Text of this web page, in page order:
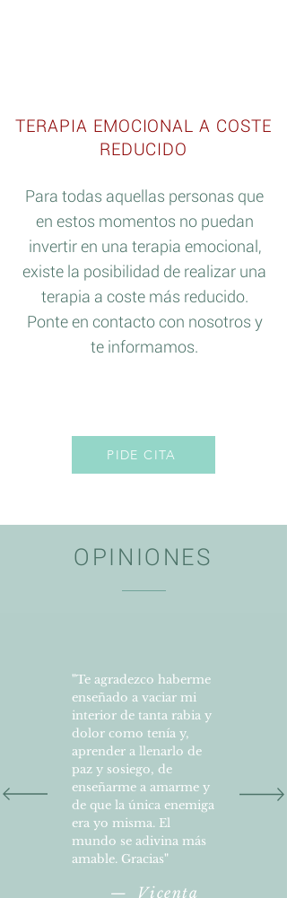
Para todas aquellas personas que
en estos momentos no puedan
invertir en una terapia emocional,
existe la posibilidad de realizar una
terapia a coste más reducido.
Ponte en contacto con nosotros y
te informamos.
TERAPIA EMOCIONAL A COSTE
REDUCIDO
PIDE CITA
OPINIONES
"Te agradezco haberme
enseñado a vaciar mi
interior de tanta rabia y
dolor como tenía y,
aprender a llenarlo de
paz y sosiego, de
enseñarme a amarme y
de que la única enemiga
era yo misma. El
mundo se adivina más
amable. Gracias"
— Vicenta